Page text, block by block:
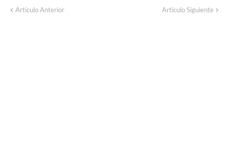
Artículo Anterior Artículo Siguiente
Corte de energía programado para este